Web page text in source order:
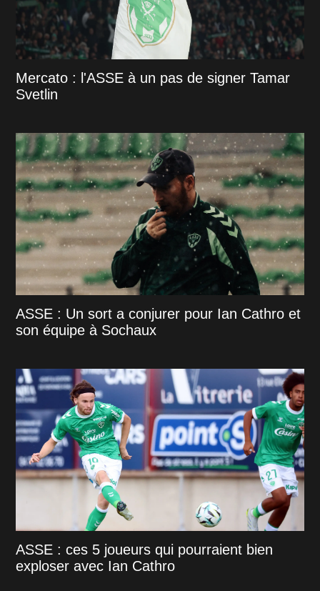
Mercato : l'ASSE à un pas de signer Tamar
Svetlin
ASSE : Un sort a conjurer pour Ian Cathro et
son équipe à Sochaux
ASSE : ces 5 joueurs qui pourraient bien
exploser avec Ian Cathro